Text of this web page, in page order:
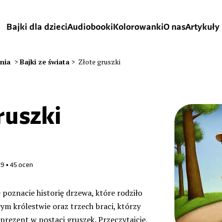
Bajki dla dzieciAudiobooki KolorowankiO nasArtykuły
> Bajki ze świata > Złote gruszki
• 45 ocen
historię drzewa, które rodziło
królestwie oraz trzech braci, którzy
w postaci gruszek. Przeczytajcie,